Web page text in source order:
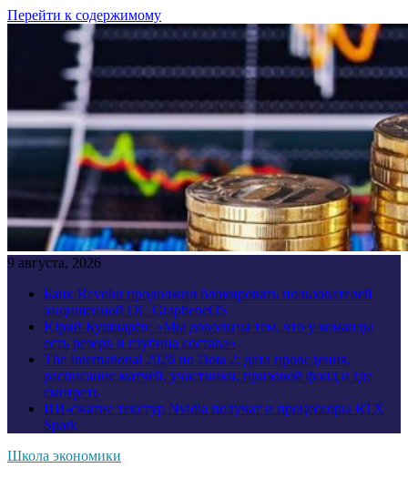
Перейти к содержимому
9 августа, 2026
Банк Revolut продолжил блокировать пользователей
защищенной ОС GrapheneOS
Юрий Кушнарёв: «Мы довольны тем, что у команды
есть резерв и глубина состава»
The International 2026 по Dota 2: дата проведения,
расписание матчей, участники, призовой фонд и где
смотреть
ИИ-сжатие текстур Nvidia получат и процессоры RTX
Spark
Школа экономики